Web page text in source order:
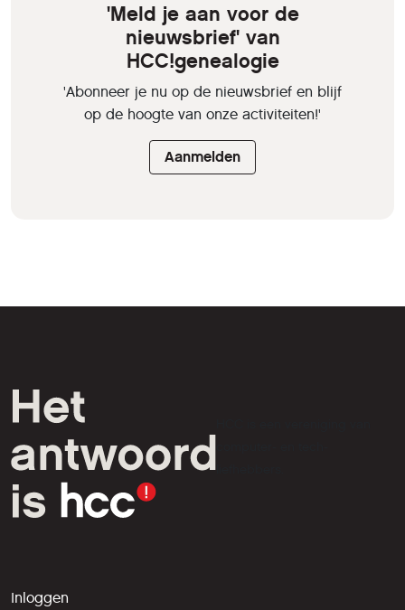
'Meld je aan voor de
nieuwsbrief' van
HCC!genealogie
'Abonneer je nu op de nieuwsbrief en blijf
op de hoogte van onze activiteiten!'
Aanmelden
liefhebbers.
Inloggen